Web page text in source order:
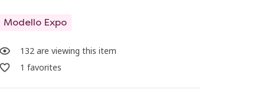
Modello Expo
132 are viewing this item
1 favorites